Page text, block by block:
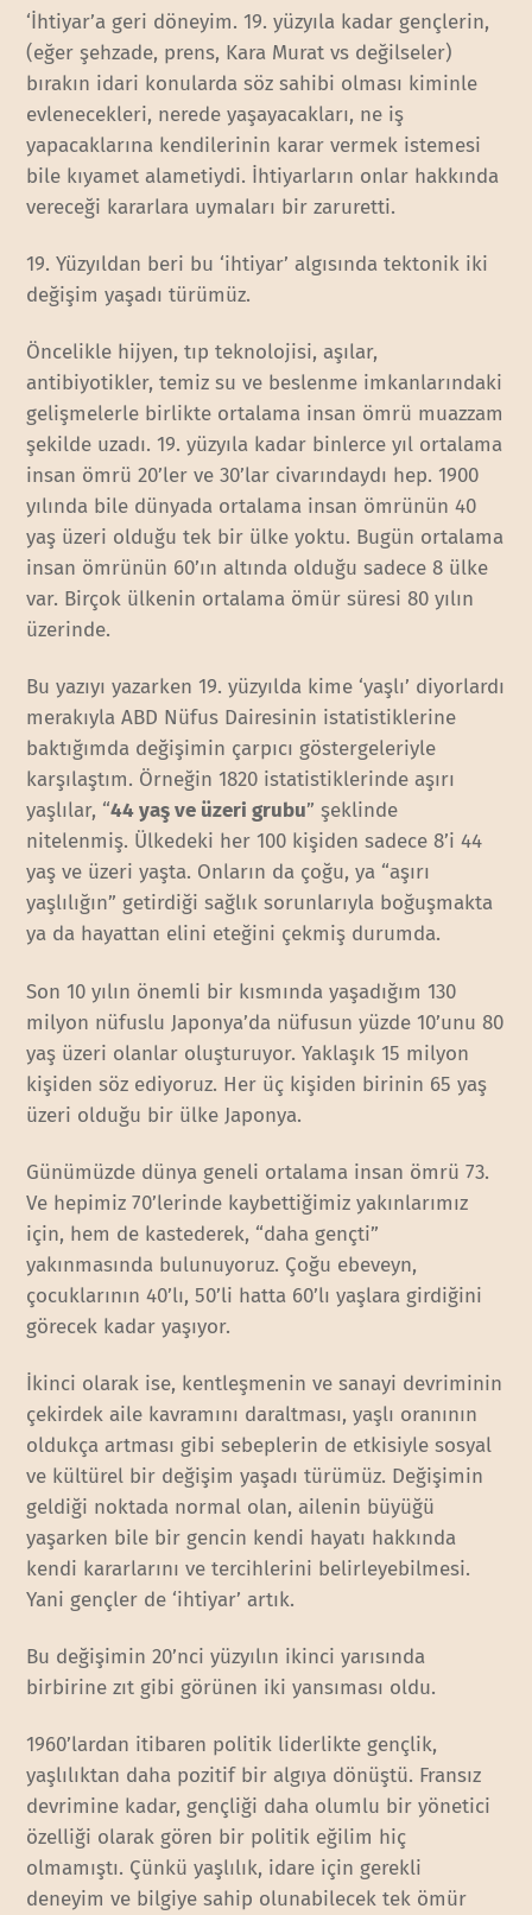
‘İhtiyar’a geri döneyim. 19. yüzyıla kadar gençlerin,
(eğer şehzade, prens, Kara Murat vs değilseler)
bırakın idari konularda söz sahibi olması kiminle
evlenecekleri, nerede yaşayacakları, ne iş
yapacaklarına kendilerinin karar vermek istemesi
bile kıyamet alametiydi. İhtiyarların onlar hakkında
vereceği kararlara uymaları bir zaruretti.
19. Yüzyıldan beri bu ‘ihtiyar’ algısında tektonik iki
değişim yaşadı türümüz.
Öncelikle hijyen, tıp teknolojisi, aşılar,
antibiyotikler, temiz su ve beslenme imkanlarındaki
gelişmelerle birlikte ortalama insan ömrü muazzam
şekilde uzadı. 19. yüzyıla kadar binlerce yıl ortalama
insan ömrü 20’ler ve 30’lar civarındaydı hep. 1900
yılında bile dünyada ortalama insan ömrünün 40
yaş üzeri olduğu tek bir ülke yoktu. Bugün ortalama
insan ömrünün 60’ın altında olduğu sadece 8 ülke
var. Birçok ülkenin ortalama ömür süresi 80 yılın
üzerinde.
Bu yazıyı yazarken 19. yüzyılda kime ‘yaşlı’ diyorlardı
merakıyla ABD Nüfus Dairesinin istatistiklerine
baktığımda değişimin çarpıcı göstergeleriyle
karşılaştım. Örneğin 1820 istatistiklerinde aşırı
yaşlılar, “44 yaş ve üzeri grubu” şeklinde
nitelenmiş. Ülkedeki her 100 kişiden sadece 8’i 44
yaş ve üzeri yaşta. Onların da çoğu, ya “aşırı
yaşlılığın” getirdiği sağlık sorunlarıyla boğuşmakta
ya da hayattan elini eteğini çekmiş durumda.
Son 10 yılın önemli bir kısmında yaşadığım 130
milyon nüfuslu Japonya’da nüfusun yüzde 10’unu 80
yaş üzeri olanlar oluşturuyor. Yaklaşık 15 milyon
kişiden söz ediyoruz. Her üç kişiden birinin 65 yaş
üzeri olduğu bir ülke Japonya.
Günümüzde dünya geneli ortalama insan ömrü 73.
Ve hepimiz 70’lerinde kaybettiğimiz yakınlarımız
için, hem de kastederek, “daha gençti”
yakınmasında bulunuyoruz. Çoğu ebeveyn,
çocuklarının 40’lı, 50’li hatta 60’lı yaşlara girdiğini
görecek kadar yaşıyor.
İkinci olarak ise, kentleşmenin ve sanayi devriminin
çekirdek aile kavramını daraltması, yaşlı oranının
oldukça artması gibi sebeplerin de etkisiyle sosyal
ve kültürel bir değişim yaşadı türümüz. Değişimin
geldiği noktada normal olan, ailenin büyüğü
yaşarken bile bir gencin kendi hayatı hakkında
kendi kararlarını ve tercihlerini belirleyebilmesi.
Yani gençler de ‘ihtiyar’ artık.
Bu değişimin 20’nci yüzyılın ikinci yarısında
birbirine zıt gibi görünen iki yansıması oldu.
1960’lardan itibaren politik liderlikte gençlik,
yaşlılıktan daha pozitif bir algıya dönüştü. Fransız
devrimine kadar, gençliği daha olumlu bir yönetici
özelliği olarak gören bir politik eğilim hiç
olmamıştı. Çünkü yaşlılık, idare için gerekli
deneyim ve bilgiye sahip olunabilecek tek ömür